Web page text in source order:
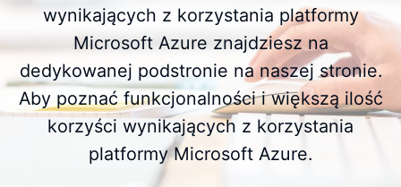
wynikających z korzystania platformy
Microsoft Azure znajdziesz na
dedykowanej podstronie na naszej stronie.
Aby poznać funkcjonalności i większą ilość
korzyści wynikających z korzystania
platformy Microsoft Azure.